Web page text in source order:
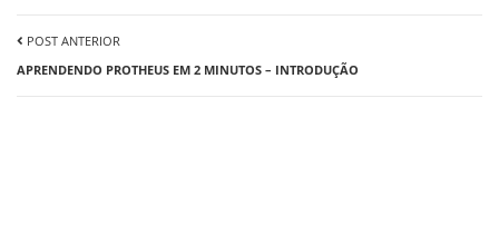
POST ANTERIOR
APRENDENDO PROTHEUS EM 2 MINUTOS – INTRODUÇÃO